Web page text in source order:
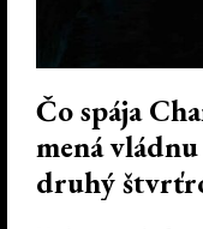
Čo spája
mená
druhý